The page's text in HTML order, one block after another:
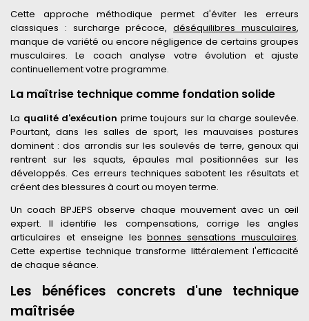
Cette approche méthodique permet d'éviter les erreurs
classiques : surcharge précoce,déséquilibres musculaires,
manque de variété ou encore négligence de certains groupes
musculaires. Le coach analyse votre évolution et ajuste
continuellement votre programme.
La maîtrise technique comme fondation solide
La qualité d'exécution prime toujours sur la charge soulevée.
Pourtant, dans les salles de sport, les mauvaises postures
dominent : dos arrondis sur les soulevés de terre, genoux qui
rentrent sur les squats, épaules mal positionnées sur les
développés. Ces erreurs techniques sabotent les résultats et
créent des blessures à court ou moyen terme.
Un coach BPJEPS observe chaque mouvement avec un œil
expert. Il identifie les compensations, corrige les angles
articulaires et enseigne lesbonnes sensations musculaires.
Cette expertise technique transforme littéralement l'efficacité
de chaque séance.
Les bénéfices concrets d'une technique
maîtrisée